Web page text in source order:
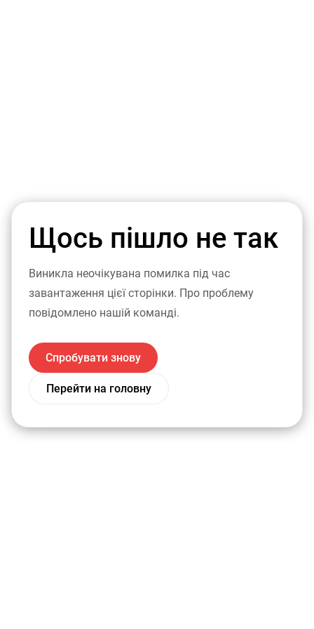
Щось пішло не так
Виникла неочікувана помилка під час
завантаження цієї сторінки. Про проблему
повідомлено нашій команді.
Спробувати знову
Перейти на головну